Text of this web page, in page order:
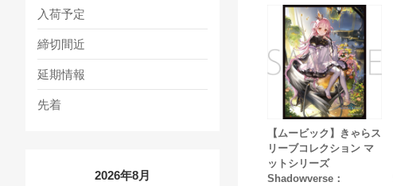
【ムービック】きゃらス
リーブコレクション マ
ットシリーズ
Shadowverse：
入荷予定
締切間近
延期情報
先着
2026年8月